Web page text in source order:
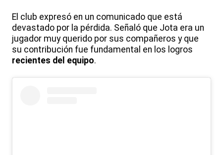
El club expresó en un comunicado que está
devastado por la pérdida. Señaló que Jota era un
jugador muy querido por sus compañeros y que
su contribución fue fundamental en los logros
recientes del equipo.